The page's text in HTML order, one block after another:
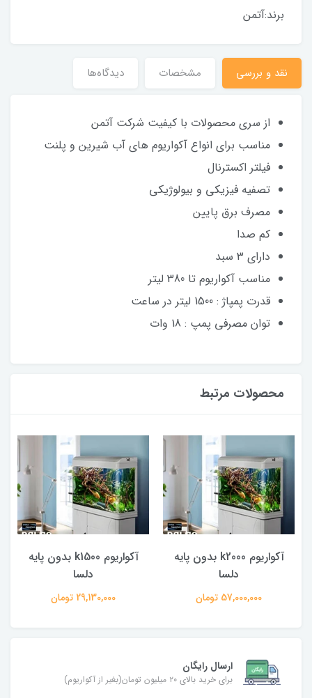
برند:آتمن
نقد و بررسی مشخصات دیدگاه‌ها
از سری محصولات با کیفیت شرکت آتمن
مناسب برای انواع آکواریوم های آب شیرین و پلنت
فیلتر اکسترنال
تصفیه فیزیکی و بیولوژیکی
مصرف برق پایین
کم صدا
دارای 3 سبد
مناسب آکواریوم تا 380 لیتر
قدرت پمپاژ : 1500 لیتر در ساعت
توان مصرفی پمپ : 18 وات
محصولات مرتبط
آکواریوم k2000 بدون پایه
دلسا
57,000,000 تومان
آکواریوم k1500 بدون پایه
دلسا
29,130,000 تومان
ارسال رایگان
برای خرید بالای ۲۰ میلیون تومان(بغیر از آکواریوم)